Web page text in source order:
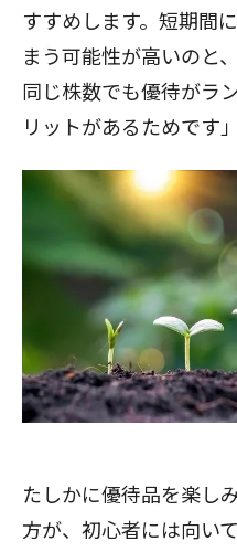
すすめします。短期間
まう可能性が高いのと
同じ株数でも優待がラ
リットがあるためです
たしかに優待品を楽し
方が、初心者には向い